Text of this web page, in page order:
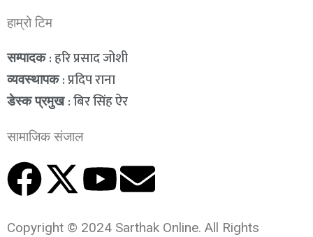
हाम्रो टिम
सम्पादक: हरि प्रसाद जोशी
व्यवस्थापक: प्रदिप राना
डेस्क प्रमुख : बिर सिंह ऐर
सामाजिक संजाल
Copyright © 2024 Sarthak Online. All Rights